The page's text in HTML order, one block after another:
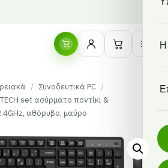
Η
/ Συνοδευτικά PC /
set ασύρματο ποντίκι &
αθόρυβο, μαύρο